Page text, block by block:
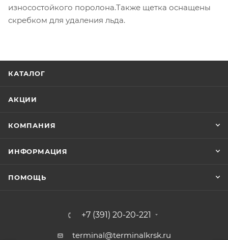
износостойкого поролона.Также щетка оснащены
скребком для удаления льда.
КАТАЛОГ
АКЦИИ
КОМПАНИЯ
ИНФОРМАЦИЯ
ПОМОЩЬ
+7 (391) 20-20-221
terminal@terminalkrsk.ru